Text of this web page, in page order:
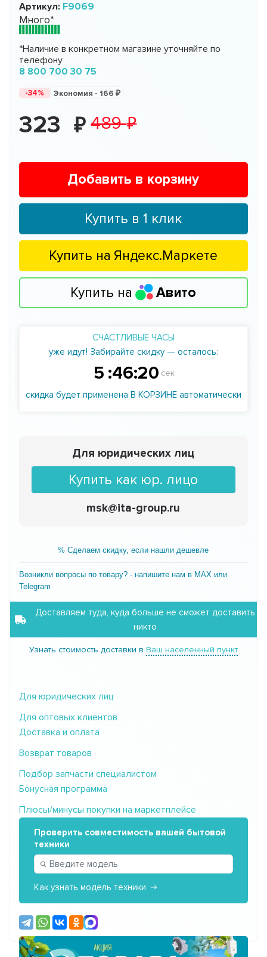
Артикул: F9069
Много*
*Наличие в конкретном магазине уточняйте по
телефону
8 800 700 30 75
-34% Экономия -166
323 489
Добавить в корзину
Купить в 1 клик
Купить на Яндекс.Маркете
Купить на Авито
СЧАСТЛИВЫЕ ЧАСЫ
уже идут! Забирайте скидку — осталось:
5 :46:19 сек
скидка будет применена В КОРЗИНЕ автоматически
Для юридических лиц
Купить как юр. лицо
msk@ita-group.ru
% Сделаем скидку, если нашли дешевле
Возникли вопросы по товару? - напишите нам в MAX или
Telegram
Доставляем туда, куда больше не сможет доставить
никто
Узнать стоимость доставки в Ваш населенный пункт
Для юридических лиц
Для оптовых клиентов
Доставка и оплата
Возврат товаров
Подбор запчасти специалистом
Бонусная программа
Плюсы/минусы покупки на маркетплейсе
Проверить совместимость вашей бытовой
техники
Как узнать модель техники